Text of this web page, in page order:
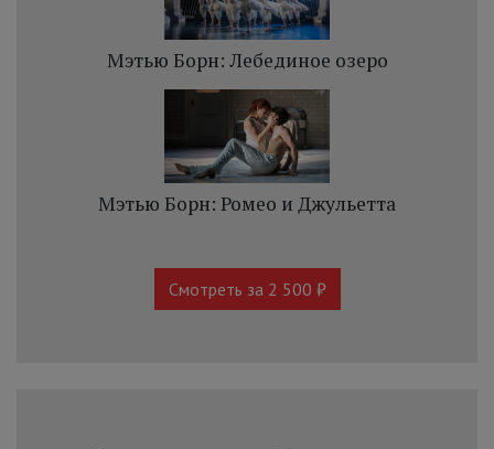
Мэтью Борн: Лебединое озеро
Мэтью Борн: Ромео и Джульетта
Смотреть за 2 500 ₽